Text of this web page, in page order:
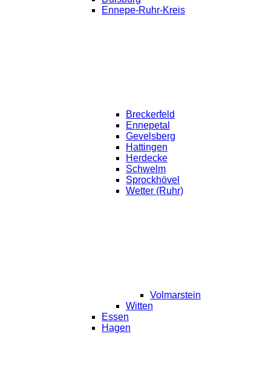
Ennepe-Ruhr-Kreis
Breckerfeld
Ennepetal
Gevelsberg
Hattingen
Herdecke
Schwelm
Sprockhövel
Wetter (Ruhr)
Volmarstein
Witten
Essen
Hagen